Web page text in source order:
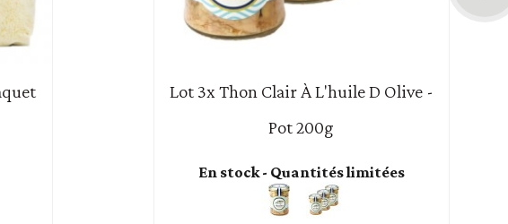
Lot 3x Thon Clair À L'huile D Olive -
Pot 200g
En stock - Quantités limitées